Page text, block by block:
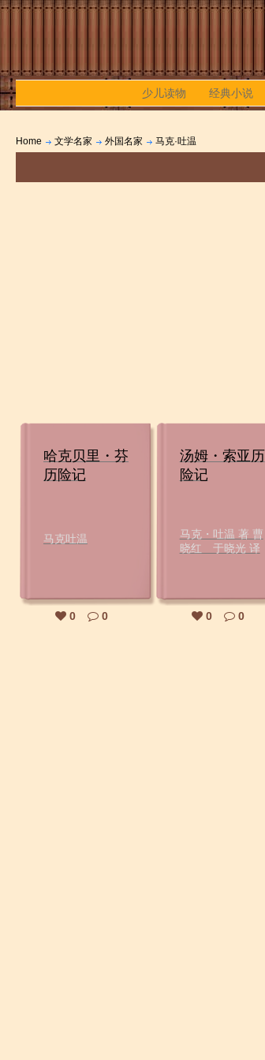
少儿读物 经典小说
Home 文学名家 外国名家 马克·吐温
哈克贝里・芬
历险记
马克吐温
0 0
汤姆・索亚历
险记
马克・吐温 著 曹
晓红 于晓光 译
0 0